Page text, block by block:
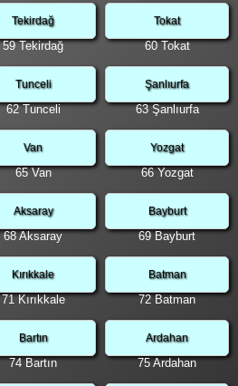
Tekirdağ
59 Tekirdağ
Tokat
60 Tokat
Tunceli
62 Tunceli
Şanlıurfa
63 Şanlıurfa
Van
65 Van
Yozgat
66 Yozgat
Aksaray
68 Aksaray
Bayburt
69 Bayburt
Kırıkkale
71 Kırıkkale
Batman
72 Batman
Bartın
74 Bartın
Ardahan
75 Ardahan